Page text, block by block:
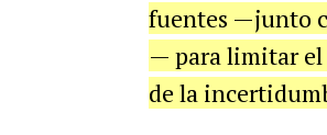
fuentes —junto
— para limitar el
de la